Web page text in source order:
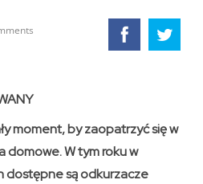
moment, by zaopatrzyć się w
domowe. W tym roku w
dostępne są odkurzacze